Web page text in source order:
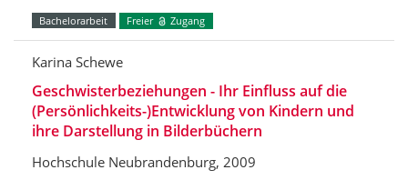
Bachelorarbeit Freier Zugang
Karina Schewe
Geschwisterbeziehungen - Ihr Einfluss auf die
(Persönlichkeits-)Entwicklung von Kindern und
ihre Darstellung in Bilderbüchern
Hochschule Neubrandenburg, 2009